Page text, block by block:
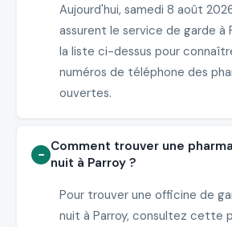
Aujourd'hui, samedi 8 août
assurent le service de garde à
la liste ci-dessus pour
numéros de téléphone des
ouvertes.
Comment trouver une
nuit à Parroy ?
Pour trouver une officine de
nuit à Parroy, consultez cette